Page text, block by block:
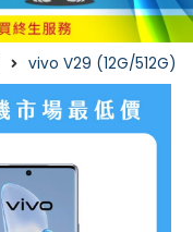
vivo V29 (12G/512G)